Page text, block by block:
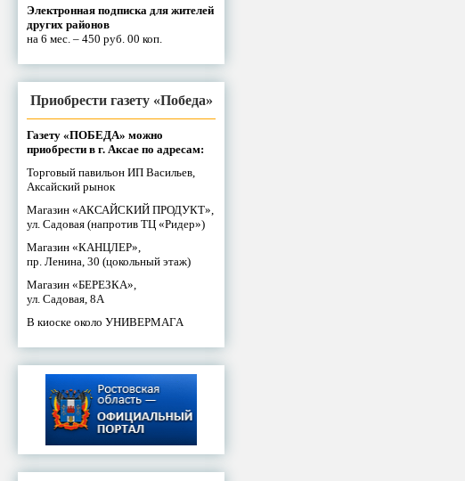
Электронная подписка для жителей
других районов
на 6 мес. – 450 руб. 00 коп.
Приобрести газету «Победа»
Газету «ПОБЕДА» можно
приобрести в г. Аксае по адресам:
Торговый павильон ИП Васильев,
Аксайский рынок
Магазин «АКСАЙСКИЙ ПРОДУКТ»,
ул. Садовая (напротив ТЦ «Ридер»)
Магазин «КАНЦЛЕР»,
пр. Ленина, 30 (цокольный этаж)
Магазин «БЕРЕЗКА»,
ул. Садовая, 8А
В киоске около УНИВЕРМАГА